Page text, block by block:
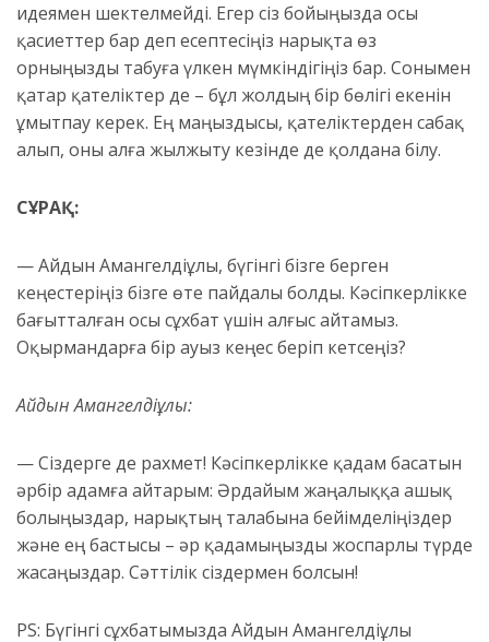
идеямен шектелмейді. Егер сіз бойыңызда осы
қасиеттер бар деп есептесіңіз нарықта өз
орныңызды табуға үлкен мүмкіндігіңіз бар. Сонымен
қатар қателіктер де – бұл жолдың бір бөлігі екенін
ұмытпау керек. Ең маңыздысы, қателіктерден сабақ
алып, оны алға жылжыту кезінде де қолдана білу.
СҰРАҚ:
— Айдын Амангелдіұлы, бүгінгі бізге берген
кеңестеріңіз бізге өте пайдалы болды. Кәсіпкерлікке
бағытталған осы сұхбат үшін алғыс айтамыз.
Оқырмандарға бір ауыз кеңес беріп кетсеңіз?
Айдын Амангелдіұлы:
— Сіздерге де рахмет! Кәсіпкерлікке қадам басатын
әрбір адамға айтарым: Әрдайым жаңалыққа ашық
болыңыздар, нарықтың талабына бейімделіңіздер
және ең бастысы – әр қадамыңызды жоспарлы түрде
жасаңыздар. Сәттілік сіздермен болсын!
PS: Бүгінгі сұхбатымызда Айдын Амангелдіұлы